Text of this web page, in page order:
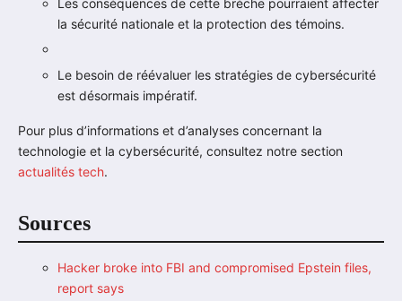
la sécurité nationale et la protection des témoins.
Le besoin de réévaluer les stratégies de cybersécurité
est désormais impératif.
Pour plus d’informations et d’analyses concernant la
technologie et la cybersécurité, consultez notre section
actualités tech.
Sources
Hacker broke into FBI and compromised Epstein files,
report says